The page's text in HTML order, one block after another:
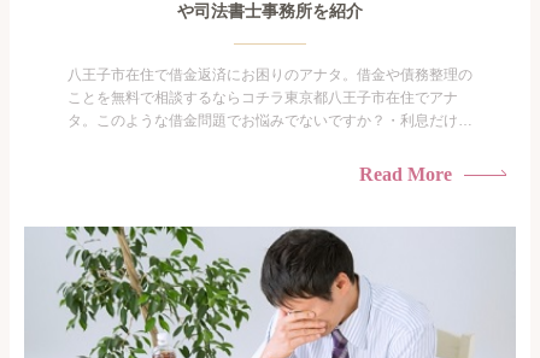
や司法書士事務所を紹介
八王子市在住で借金返済にお困りのアナタ。借金や債務整理の
ことを無料で相談するならコチラ東京都八王子市在住でアナ
タ。このような借金問題でお悩みでないですか？・利息だけを
族に知られたくない・借金の催促、取り立てで憂鬱になる。・
も限界があ...
Read More